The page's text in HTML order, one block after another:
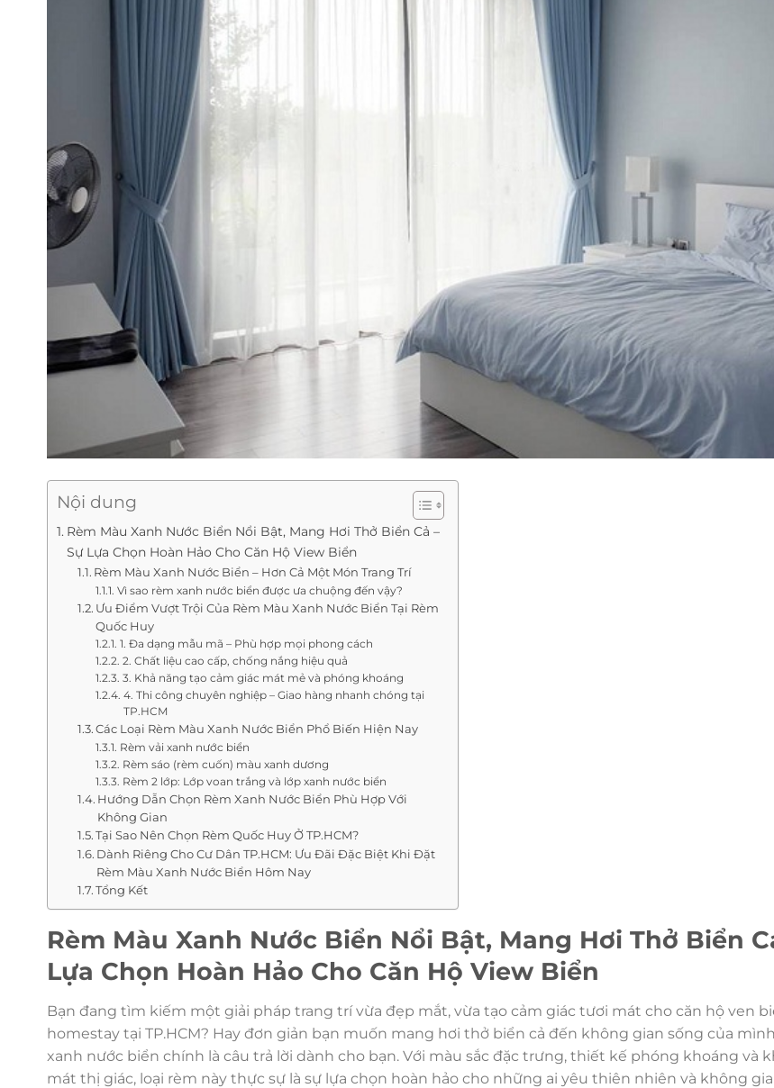
Nội dung
Rèm Màu Xanh Nước Biển Nổi Bật, Mang Hơi Thở Biển Cả –
Sự Lựa Chọn Hoàn Hảo Cho Căn Hộ View Biển
Rèm Màu Xanh Nước Biển – Hơn Cả Một Món Trang Trí
Vì sao rèm xanh nước biển được ưa chuộng đến vậy?
Ưu Điểm Vượt Trội Của Rèm Màu Xanh Nước Biển Tại Rèm
Quốc Huy
1. Đa dạng mẫu mã – Phù hợp mọi phong cách
2. Chất liệu cao cấp, chống nắng hiệu quả
3. Khả năng tạo cảm giác mát mẻ và phóng khoáng
4. Thi công chuyên nghiệp – Giao hàng nhanh chóng tại
TP.HCM
Các Loại Rèm Màu Xanh Nước Biển Phổ Biến Hiện Nay
Rèm vải xanh nước biển
Rèm sáo (rèm cuốn) màu xanh dương
Rèm 2 lớp: Lớp voan trắng và lớp xanh nước biển
Hướng Dẫn Chọn Rèm Xanh Nước Biển Phù Hợp Với
Không Gian
Tại Sao Nên Chọn Rèm Quốc Huy Ở TP.HCM?
Dành Riêng Cho Cư Dân TP.HCM: Ưu Đãi Đặc Biệt Khi Đặt
Rèm Màu Xanh Nước Biển Hôm Nay
Tổng Kết
Rèm Màu Xanh Nước Biển Nổi Bật, Mang Hơi Thở Biển
Lựa Chọn Hoàn Hảo Cho Căn Hộ View Biển
Bạn đang tìm kiếm một giải pháp trang trí vừa đẹp mắt, vừa tạo cảm giác tươi mát cho căn hộ ven
homestay tại TP.HCM? Hay đơn giản bạn muốn mang hơi thở biển cả đến không gian sống của
xanh nước biển chính là câu trả lời dành cho bạn. Với màu sắc đặc trưng, thiết kế phóng khoáng và
mát thị giác, loại rèm này thực sự là sự lựa chọn hoàn hảo cho những ai yêu thiên nhiên và không